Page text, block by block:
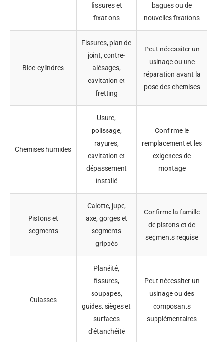
fissures et
fixations
bagues ou de
nouvelles fixations
Bloc-cylindres
Fissures, plan de
joint, contre-
alésages,
cavitation et
fretting
Peut nécessiter un
usinage ou une
réparation avant la
pose des chemises
Chemises humides
Usure,
polissage,
rayures,
cavitation et
dépassement
installé
Confirme le
remplacement et les
exigences de
montage
Pistons et
segments
Calotte, jupe,
axe, gorges et
segments
grippés
Confirme la famille
de pistons et de
segments requise
Culasses
Planéité,
fissures,
soupapes,
guides, sièges et
surfaces
d’étanchéité
Peut nécessiter un
usinage ou des
composants
supplémentaires